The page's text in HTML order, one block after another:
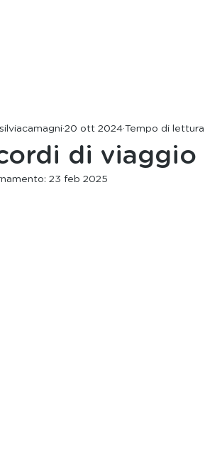
di viaggio
silviacamagni 20 ott 2024 Tempo di
23 feb 2025